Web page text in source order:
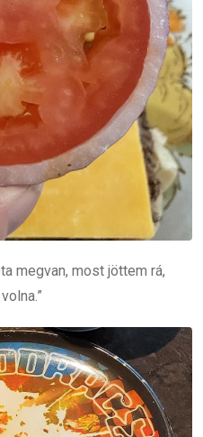
megvan, most jöttem rá,